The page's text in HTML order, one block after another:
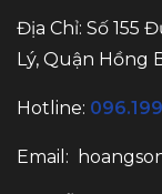
Địa Chỉ: Số 155
Lý, Quận Hồng
Hotline:
Email: